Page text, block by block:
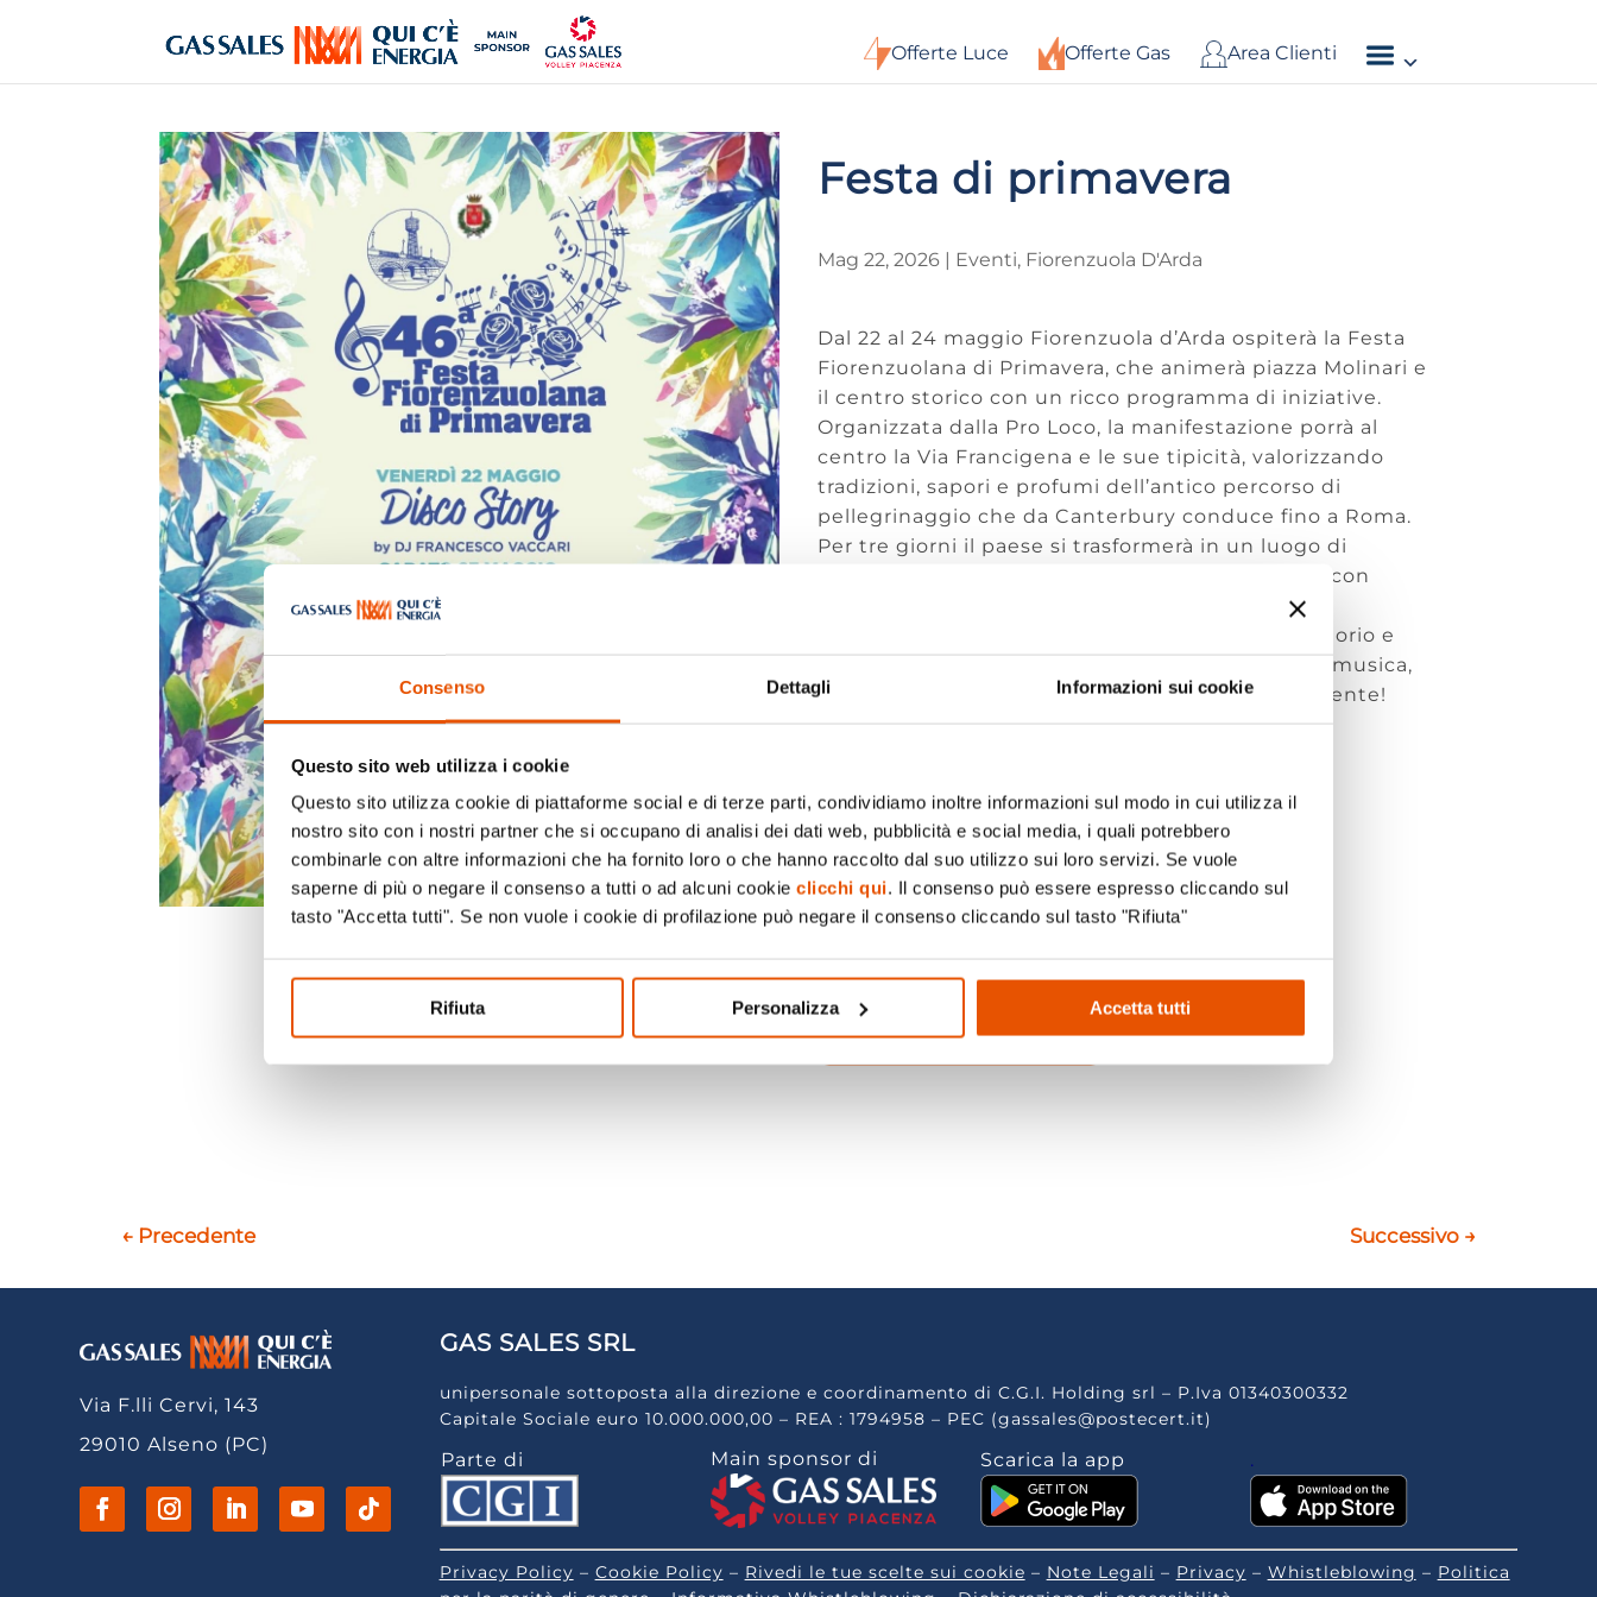
Consenso Dettagli Informazioni sui cookie
Questo sito web utilizza i cookie
Questo sito utilizza cookie di piattaforme social e di terze parti, condividiamo inoltre informazioni sul modo in cui utilizza il
nostro sito con i nostri partner che si occupano di analisi dei dati web, pubblicità e social media, i quali potrebbero
combinarle con altre informazioni che ha fornito loro o che hanno raccolto dal suo utilizzo sui loro servizi. Se vuole
saperne di più o negare il consenso a tutti o ad alcuni cookie clicchi qui. Il consenso può essere espresso cliccando sul
tasto "Accetta tutti". Se non vuole i cookie di profilazione può negare il consenso cliccando sul tasto "Rifiuta"
Rifiuta Personalizza Accetta tutti
Offerte Luce Offerte Gas Area Clienti
Festa di primavera
Mag 22, 2026 Eventi, Fiorenzuola D'Arda
Dal 22 al 24 maggio Fiorenzuola d’Arda ospiterà la Festa
Fiorenzuolana di Primavera, che animerà piazza Molinari e
il centro storico con un ricco programma di iniziative.
Organizzata dalla Pro Loco, la manifestazione porrà al
centro la Via Francigena e le sue tipicità, valorizzando
tradizioni, sapori e profumi dell’antico percorso di
pellegrinaggio che da Canterbury conduce fino a Roma.
Per tre giorni il paese si trasformerà in un luogo di
incontro tra cultura, enogastronomia e socialità, con
stand, attività e momenti di intrattenimento.
Un’occasione per scoprire le eccellenze del territorio e
vivere un’esperienza autentica, tra storia, gusto, musica,
spettacoli e tanto altro. Non mancate assolutamente!
Visita il sito
Pagina Instagram
← Precedente Successivo →
Via F.lli Cervi, 143
29010 Alseno (PC)
GAS SALES SRL
unipersonale sottoposta alla direzione e coordinamento di C.G.I. Holding srl – P.Iva 01340300332
Capitale Sociale euro 10.000.000,00 – REA : 1794958 – PEC (gassales@postecert.it)
Parte di Main sponsor di Scarica la app .
Privacy Policy – Cookie Policy – Rivedi le tue scelte sui cookie – Note Legali – Privacy – Whistleblowing – Politica